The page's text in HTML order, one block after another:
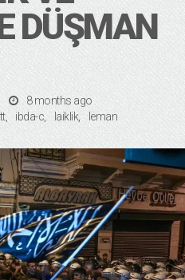
DÜŞMAN
8 months ago
ibda-c laiklik leman